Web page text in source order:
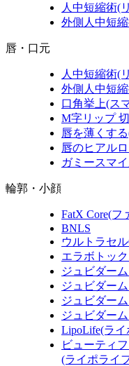
人中短縮術(
外側人中短
唇・口元
人中短縮術(
外側人中短
口角挙上(ス
M字リップ
唇を薄くする
唇のヒアル
ガミースマ
輪郭・小顔
FatX Core(フ
BNLS
ウルトラセ
エラボトッ
ジュビダー
ジュビダー
ジュビダー
ジュビダー
LipoLife(ライ
ビューティ
(ライポライ